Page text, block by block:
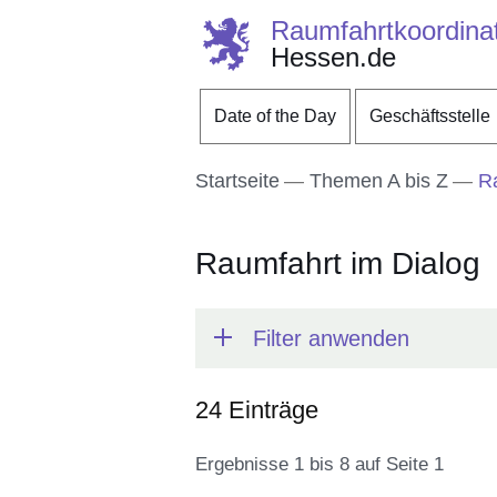
Direkt zum Kopf der
Direkt zum Inhalt
Direkt zum Fuß der
Hessen.de
Date of the Day Geschäftsstelle
Startseite Themen A bis Z
Raumfahrt im Dialog
Filter anwenden
24 Einträge
Ergebnisse 1 bis 8 auf Seite 1